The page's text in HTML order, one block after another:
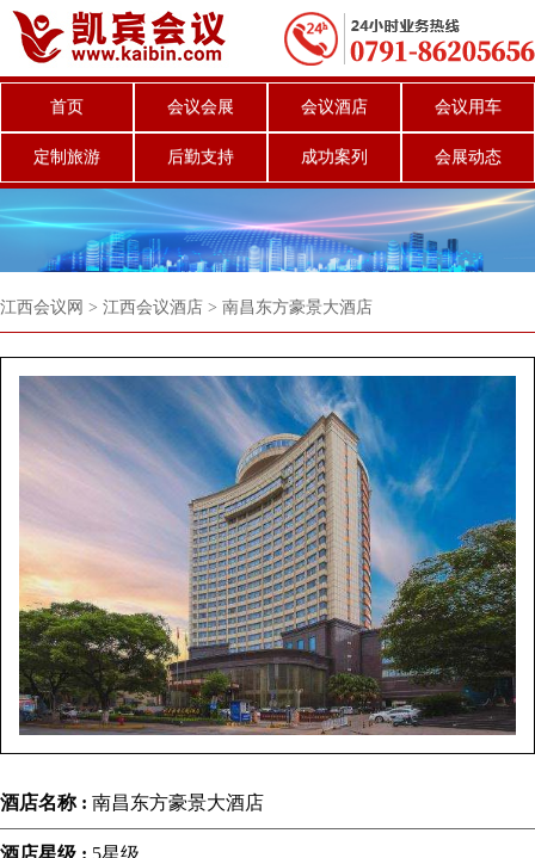
首页 会议会展 会议酒店 会议用车
定制旅游 后勤支持 成功案列 会展动态
江西会议网 > 江西会议酒店 > 南昌东方豪景大酒店
酒店名称 : 南昌东方豪景大酒店